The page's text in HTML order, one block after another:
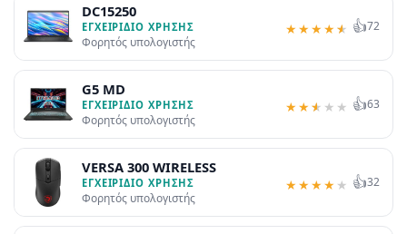
DC15250
ΕΓΧΕΙΡΊΔΙΟ ΧΡΉΣΗΣ
Φορητός υπολογιστής
★★★★★ 👍72
G5 MD
ΕΓΧΕΙΡΊΔΙΟ ΧΡΉΣΗΣ
Φορητός υπολογιστής
★★★ ★ ★ 👍63
VERSA 300 WIRELESS
ΕΓΧΕΙΡΊΔΙΟ ΧΡΉΣΗΣ
Φορητός υπολογιστής
★★★★ ★ 👍32